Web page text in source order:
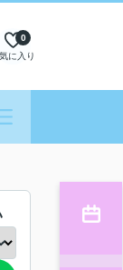
に入り
0